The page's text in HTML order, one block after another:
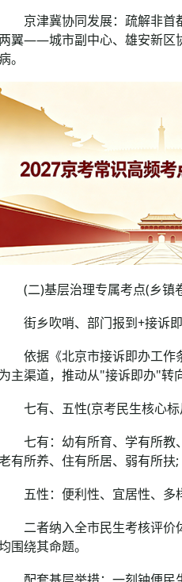
津冀协同发展：疏解非首
翼——城市副中心、雄安新区
。
二)基层治理专属考点(乡镇
乡吹哨、部门报到+接诉
据《北京市接诉即办工作
主渠道，推动从"接诉即办"转
有、五性(京考民生核心标
有：幼有所育、学有所教、
有所养、住有所居、弱有所扶;
性：便利性、宜居性、多
者纳入全市民生考核评价
围绕其命题。